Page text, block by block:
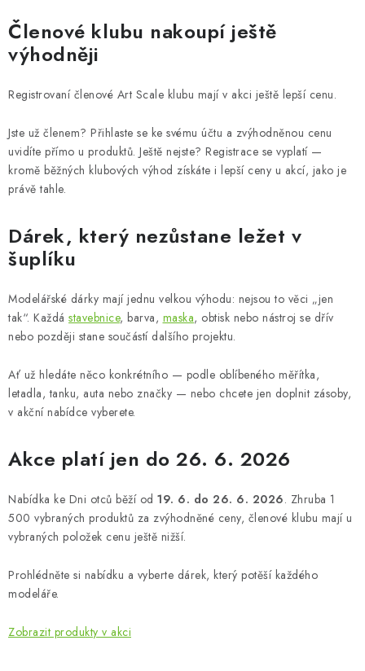
Členové klubu nakoupí ještě
výhodněji
Registrovaní členové Art Scale klubu mají v akci ještě lepší cenu.
Jste už členem? Přihlaste se ke svému účtu a zvýhodněnou cenu
uvidíte přímo u produktů. Ještě nejste? Registrace se vyplatí —
kromě běžných klubových výhod získáte i lepší ceny u akcí, jako je
právě tahle.
Dárek, který nezůstane ležet v
šuplíku
Modelářské dárky mají jednu velkou výhodu: nejsou to věci „jen
tak“. Každá stavebnice, barva, maska, obtisk nebo nástroj se dřív
nebo později stane součástí dalšího projektu.
Ať už hledáte něco konkrétního — podle oblíbeného měřítka,
letadla, tanku, auta nebo značky — nebo chcete jen doplnit zásoby,
v akční nabídce vyberete.
Akce platí jen do 26. 6. 2026
Nabídka ke Dni otců běží od 19. 6. do 26. 6. 2026. Zhruba 1
500 vybraných produktů za zvýhodněné ceny, členové klubu mají u
vybraných položek cenu ještě nižší.
Prohlédněte si nabídku a vyberte dárek, který potěší každého
modeláře.
Zobrazit produkty v akci